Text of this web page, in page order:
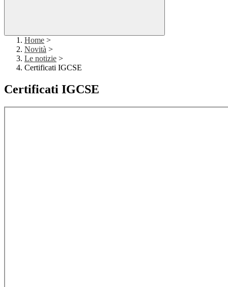
Home >
Novità >
Le notizie >
Certificati IGCSE
Certificati IGCSE